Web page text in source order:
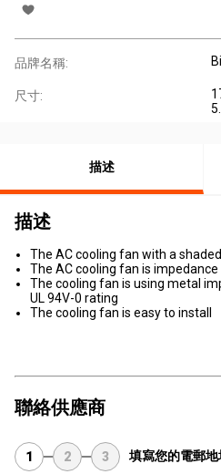
品牌名稱:
尺寸:
描述
描述
The AC cooling fan with a
The AC cooling fan is
The cooling fan is using metal
UL 94V-0 rating
The cooling fan is easy to install
聯絡供應商
1 2 3 填寫您的電郵地